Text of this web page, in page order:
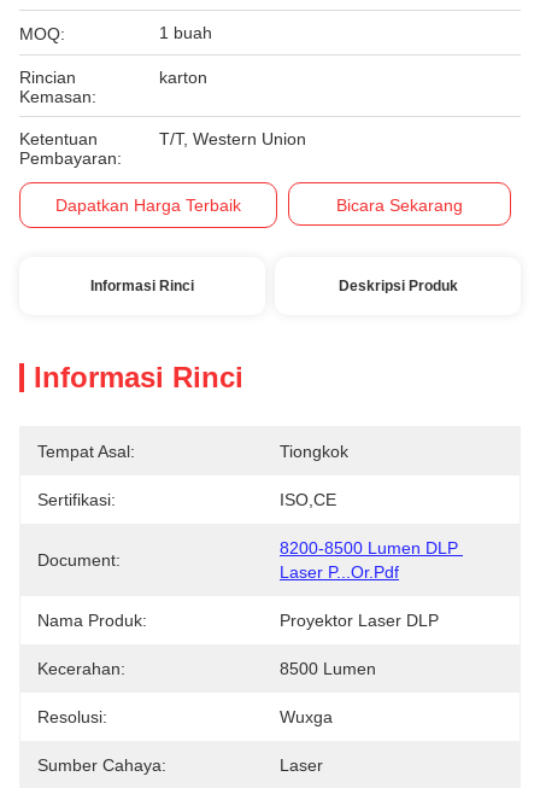
MOQ: 1 buah
Rincian
Kemasan:
karton
Ketentuan
Pembayaran:
T/T, Western Union
Dapatkan Harga Terbaik Bicara Sekarang
Informasi Rinci Deskripsi Produk
Informasi Rinci
Tempat Asal: Tiongkok
Sertifikasi: ISO,CE
Document:
8200-8500 Lumen DLP
Laser P...or.pdf
Nama Produk: Proyektor Laser DLP
Kecerahan: 8500 Lumen
Resolusi: Wuxga
Sumber Cahaya: Laser